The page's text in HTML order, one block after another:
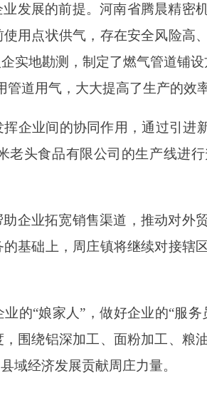
发展的前提。河南省腾晨精密
用点状供气，存在安全风险高
实地勘测，制定了燃气管道铺
道用气，大大提高了生产的效
企业间的协同作用，通过引进
头食品有限公司的生产线进
企业拓宽销售渠道，推动对外
基础上，周庄镇将继续对接辖
的“娘家人”，做好企业的“服
围绕铝深加工、面粉加工、粮
域经济发展贡献周庄力量。